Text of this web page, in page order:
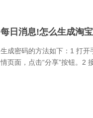
每日消息!怎么生成淘
生成密码的方法如下：1 打
情页面，点击“分享”按钮。2